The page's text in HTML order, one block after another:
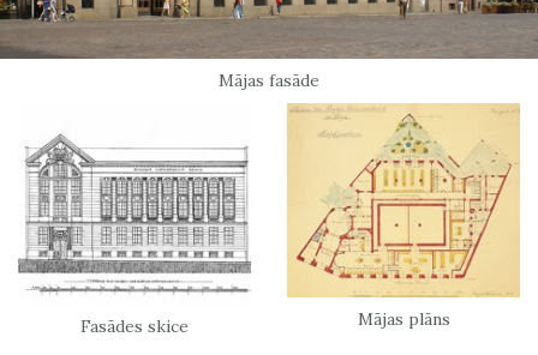
Mājas fasāde
Fasādes skice Mājas plāns